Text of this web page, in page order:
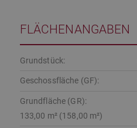
FLÄCHENANGABEN
Grundstück:
Geschossfläche (GF):
Grundfläche (GR):
133,00 m² (158,00 m²)